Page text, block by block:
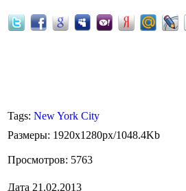
Tags: New York City
Размеры: 1920x1280px/1048.4Kb
Просмотров: 5763
Дата 21.02.2013